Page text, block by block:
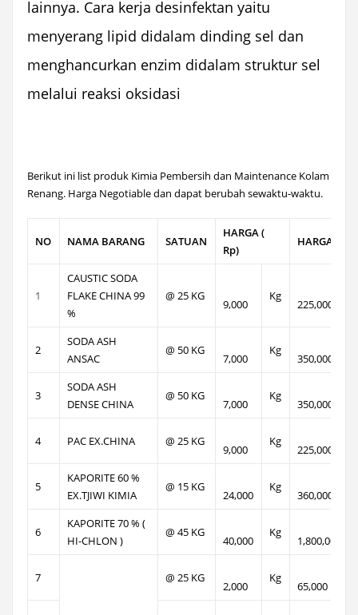
lainnya. Cara kerja desinfektan yaitu
menyerang lipid didalam dinding sel dan
menghancurkan enzim didalam struktur sel
melalui reaksi oksidasi
Berikut ini list produk Kimia Pembersih dan Maintenance Kolam
Renang. Harga Negotiable dan dapat berubah sewaktu-waktu.
NO NAMA BARANG SATUAN
HARGA (
Rp)
HARGA ( Rp
1
CAUSTIC SODA
FLAKE CHINA 99
%
@ 25 KG
9,000
Kg
225,000
2
SODA ASH
ANSAC
@ 50 KG
7,000
Kg
350,000
3
SODA ASH
DENSE CHINA
@ 50 KG
7,000
Kg
350,000
4 PAC EX.CHINA @ 25 KG
9,000
Kg
225,000
5
KAPORITE 60 %
EX.TJIWI KIMIA
@ 15 KG
24,000
Kg
360,000
6
KAPORITE 70 % (
HI-CHLON )
@ 45 KG
40,000
Kg
1,800,000
7 @ 25 KG
2,000
Kg
65,000